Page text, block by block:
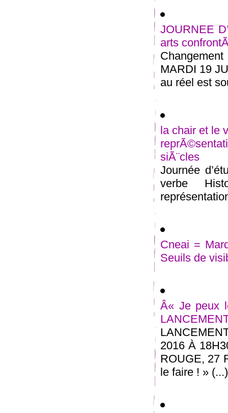
JOURNEE
arts
MARDI 19
au réel est
la chair et le
siÃ¨cles
Journée
verbe
Cneai =
Seuils de
Â« Je peux
2016 À
ROUGE, 27
le faire ! » (...)